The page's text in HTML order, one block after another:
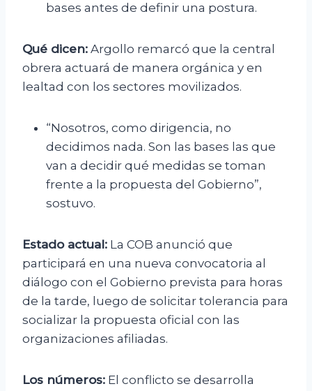
bases antes de definir una postura.
Qué dicen: Argollo remarcó que la central
obrera actuará de manera orgánica y en
lealtad con los sectores movilizados.
“Nosotros, como dirigencia, no
decidimos nada. Son las bases las que
van a decidir qué medidas se toman
frente a la propuesta del Gobierno”,
sostuvo.
Estado actual: La COB anunció que
participará en una nueva convocatoria al
diálogo con el Gobierno prevista para horas
de la tarde, luego de solicitar tolerancia para
socializar la propuesta oficial con las
organizaciones afiliadas.
Los números: El conflicto se desarrolla